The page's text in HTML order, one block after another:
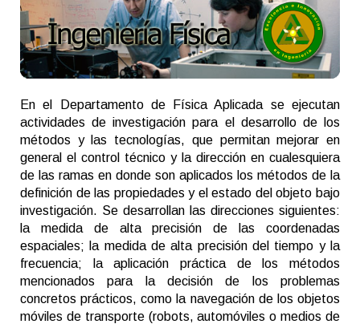
En el Departamento de Física Aplicada se ejecutan
actividades de investigación para el desarrollo de los
métodos y las tecnologías, que permitan mejorar en
general el control técnico y la dirección en cualesquiera
de las ramas en donde son aplicados los métodos de la
definición de las propiedades y el estado del objeto bajo
investigación. Se desarrollan las direcciones siguientes:
la medida de alta precisión de las coordenadas
espaciales; la medida de alta precisión del tiempo y la
frecuencia; la aplicación práctica de los métodos
mencionados para la decisión de los problemas
concretos prácticos, como la navegación de los objetos
móviles de transporte (robots, automóviles o medios de